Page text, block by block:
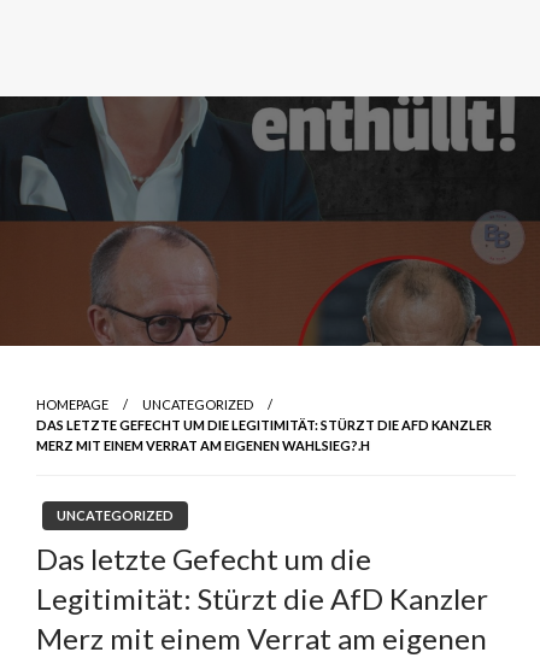
HOMEPAGE
UNCATEGORIZED
DAS LETZTE GEFECHT UM DIE LEGITIMITÄT: STÜRZT DIE AFD KANZLER
MERZ MIT EINEM VERRAT AM EIGENEN WAHLSIEG?.H
UNCATEGORIZED
Das letzte Gefecht um die
Legitimität: Stürzt die AfD Kanzler
Merz mit einem Verrat am eigenen